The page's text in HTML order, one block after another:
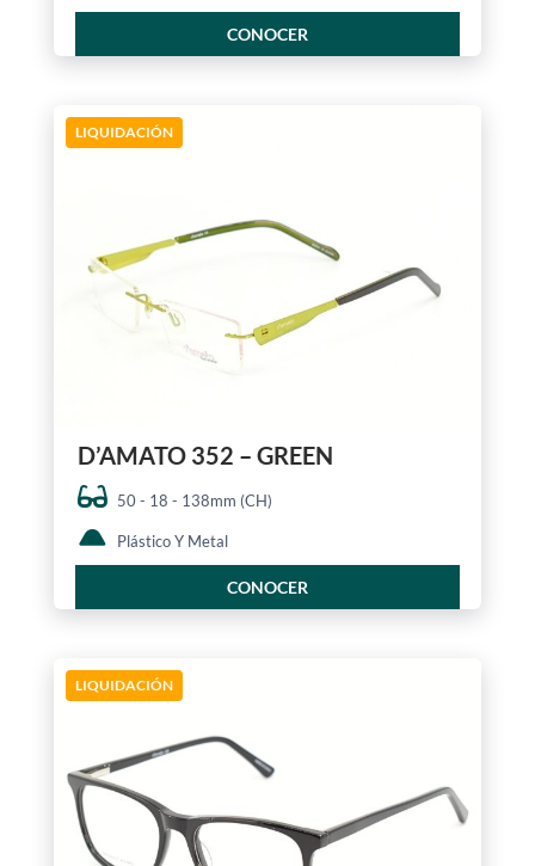
CONOCER
LIQUIDACIÓN
D’AMATO 352 – GREEN
50 - 18 - 138mm (CH)
Plástico Y Metal
CONOCER
LIQUIDACIÓN